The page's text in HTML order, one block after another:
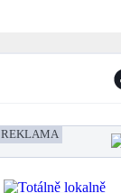
REKLAMA